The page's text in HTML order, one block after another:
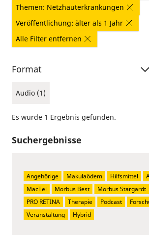
Themen: Netzhauterkrankungen
Veröffentlichung: älter als 1 Jahr
Alle Filter entfernen
Format
Audio (1)
Es wurde 1 Ergebnis gefunden.
Suchergebnisse
Angehörige Makulaödem Hilfsmittel
MacTel
Morbus Best Morbus Stargardt
PRO RETINA
Therapie Podcast
Veranstaltung
Hybrid